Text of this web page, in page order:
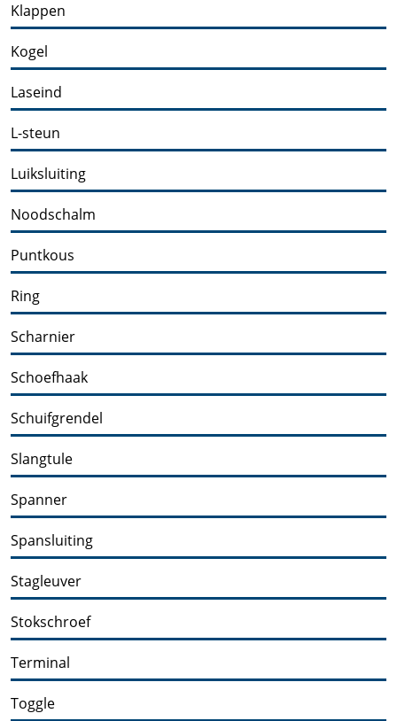
Klappen
Kogel
Laseind
L-steun
Luiksluiting
Noodschalm
Puntkous
Ring
Scharnier
Schoefhaak
Schuifgrendel
Slangtule
Spanner
Spansluiting
Stagleuver
Stokschroef
Terminal
Toggle